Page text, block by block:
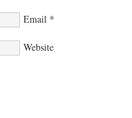
Email *
Website